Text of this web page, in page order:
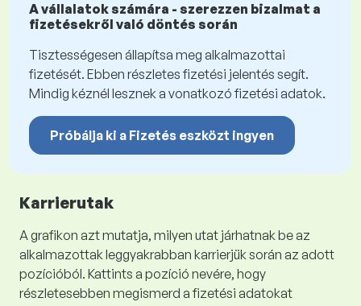
A vállalatok számára - szerezzen bizalmat a
fizetésekről való döntés során
Tisztességesen állapítsa meg alkalmazottai
fizetését. Ebben részletes fizetési jelentés segít.
Mindig kéznél lesznek a vonatkozó fizetési adatok.
Próbálja ki a Fizetés eszközt ingyen
Karrierutak
A grafikon azt mutatja, milyen utat járhatnak be az
alkalmazottak leggyakrabban karrierjük során az adott
pozícióból. Kattints a pozíció nevére, hogy
részletesebben megismerd a fizetési adatokat